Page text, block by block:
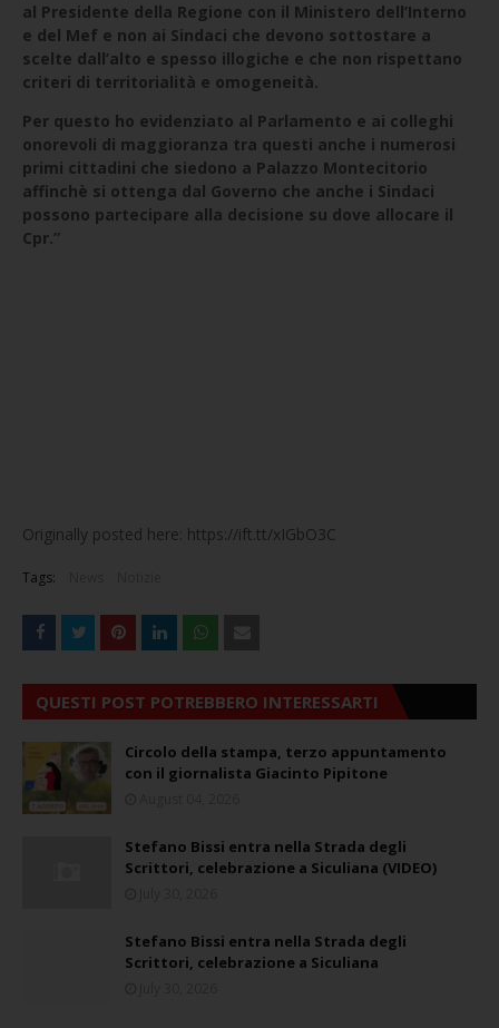
al Presidente della Regione con il Ministero dell’Interno
e del Mef e non ai Sindaci che devono sottostare a
scelte dall’alto e spesso illogiche e che non rispettano
criteri di territorialità e omogeneità.
Per questo ho evidenziato al Parlamento e ai colleghi
onorevoli di maggioranza tra questi anche i numerosi
primi cittadini che siedono a Palazzo Montecitorio
affinchè si ottenga dal Governo che anche i Sindaci
possono partecipare alla decisione su dove allocare il
Cpr.”
Originally posted here: https://ift.tt/xIGbO3C
Tags:
QUESTI POST POTREBBERO INTERESSARTI
Circolo della stampa, terzo appuntamento
con il giornalista Giacinto Pipitone
Stefano Bissi entra nella Strada degli
Scrittori, celebrazione a Siculiana (VIDEO)
Stefano Bissi entra nella Strada degli
Scrittori, celebrazione a Siculiana